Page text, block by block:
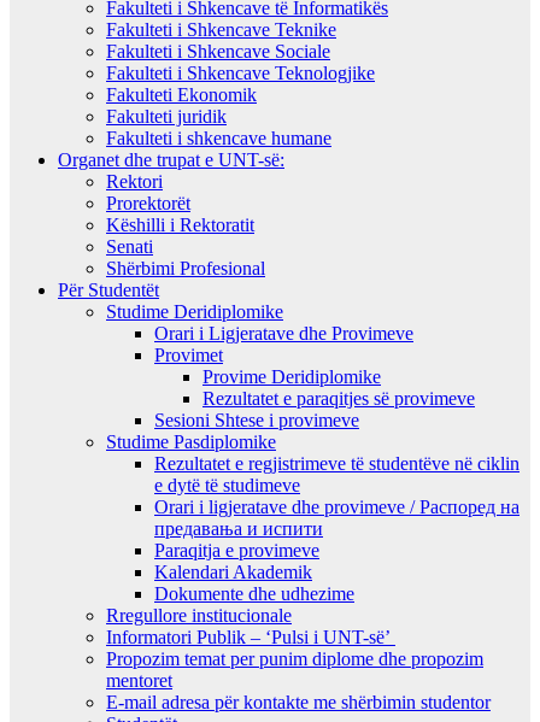
Fakulteti i Shkencave të Informatikës
Fakulteti i Shkencave Teknike
Fakulteti i Shkencave Sociale
Fakulteti i Shkencave Teknologjike
Fakulteti Ekonomik
Fakulteti juridik
Fakulteti i shkencave humane
Organet dhe trupat e UNT-së:
Rektori
Prorektorët
Këshilli i Rektoratit
Senati
Shërbimi Profesional
Për Studentët
Studime Deridiplomike
Orari i Ligjeratave dhe Provimeve
Provimet
Provime Deridiplomike
Rezultatet e paraqitjes së provimeve
Sesioni Shtese i provimeve
Studime Pasdiplomike
Rezultatet e regjistrimeve të studentëve në ciklin
e dytë të studimeve
Orari i ligjeratave dhe provimeve / Распоред на
предавањa и испити
Paraqitja e provimeve
Kalendari Akademik
Dokumente dhe udhezime
Rregullore institucionale
Informatori Publik – ‘Pulsi i UNT-së’
Propozim temat per punim diplome dhe propozim
mentoret
E-mail adresa për kontakte me shërbimin studentor